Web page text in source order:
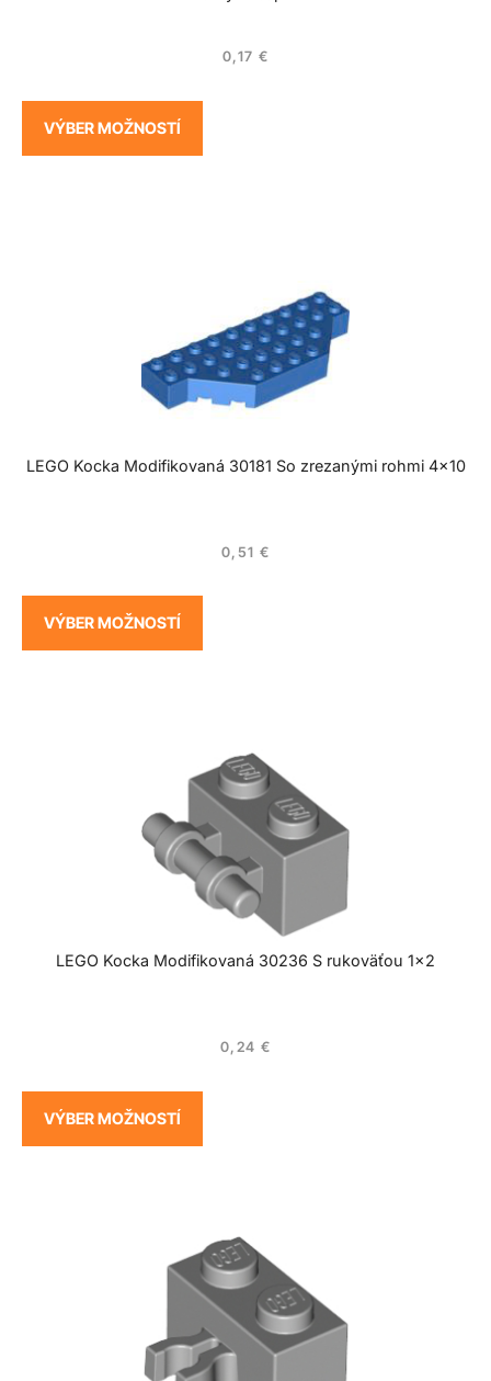
0,17 €
VÝBER MOŽNOSTÍ
LEGO Kocka Modifikovaná 30181 So zrezanými rohmi 4×10
0,51 €
VÝBER MOŽNOSTÍ
LEGO Kocka Modifikovaná 30236 S rukoväťou 1×2
0,24 €
VÝBER MOŽNOSTÍ